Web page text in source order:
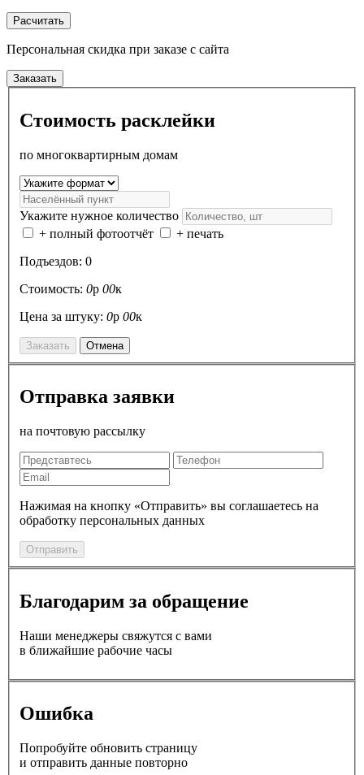
Расчитать
Персональная скидка при заказе с сайта
Заказать
Стоимость расклейки
по многоквартирным домам
Укажите нужное количество
+ полный фотоотчёт
+ печать
Подъездов: 0
Стоимость: 0р 00к
Цена за штуку: 0р 00к
Заказать Отмена
Отправка заявки
на почтовую рассылку
Нажимая на кнопку «Отправить» вы соглашаетесь на
обработку персональных данных
Отправить
Благодарим за обращение
Наши менеджеры свяжутся с вами
в ближайшие рабочие часы
Ошибка
Попробуйте обновить страницу
и отправить данные повторно